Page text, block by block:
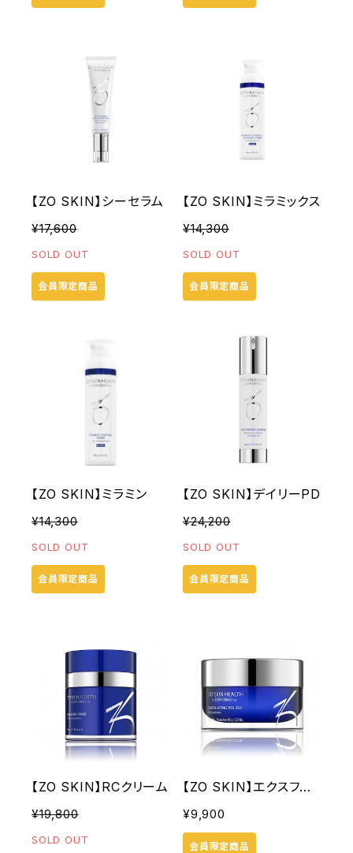
【ZO SKIN】シーセラム
¥17,600
SOLD OUT
会員限定商品
【ZO SKIN】ミラミックス
¥14,300
SOLD OUT
会員限定商品
【ZO SKIN】ミラミン
¥14,300
SOLD OUT
会員限定商品
【ZO SKIN】デイリーPD
¥24,200
SOLD OUT
会員限定商品
【ZO SKIN】RCクリーム
¥19,800
SOLD OUT
【ZO SKIN】エクスフォリ
エーティングポリッシュ
¥9,900
会員限定商品